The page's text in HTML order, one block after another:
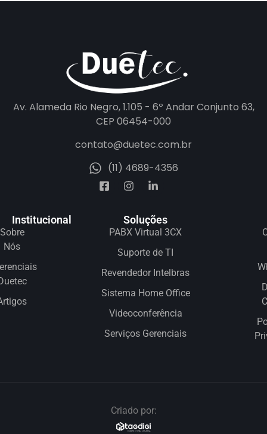
Av. Alameda Rio Negro, 1.105 - 6º Andar Conjunto 63,
CEP 06454-000
contato@duetec.com.br
(11) 4689-4356
Institucional
Sobre
Nós
Soluções
PABX Virtual 3CX
Suporte de TI
Revendedor Intelbras
Sistema Home Office
Videoconferência
Serviços Gerenciais
Criado por: